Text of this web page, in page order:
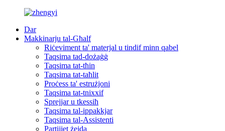
Dar
Makkinarju tal-Għalf
Riċeviment ta' materjal u tindif minn qabel
Taqsima tad-dożaġġ
Taqsima tat-tħin
Taqsima tat-taħlit
Proċess ta' estrużjoni
Taqsima tat-tnixxif
Sprejjar u tkessiħ
Taqsima tal-ippakkjar
Taqsima tal-Assistenti
Partijiet żejda